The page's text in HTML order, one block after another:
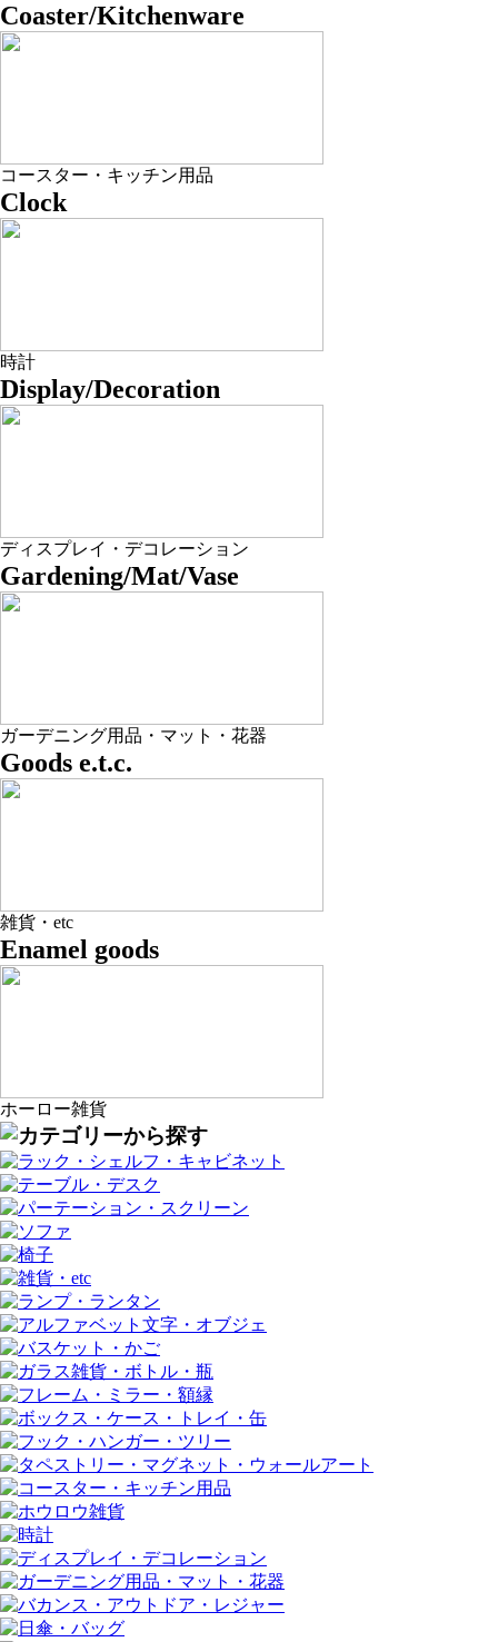
Coaster/Kitchenware
コースター・キッチン用品
Clock
時計
Display/Decoration
ディスプレイ・デコレーション
Gardening/Mat/Vase
ガーデニング用品・マット・花器
Goods e.t.c.
雑貨・etc
Enamel goods
ホーロー雑貨